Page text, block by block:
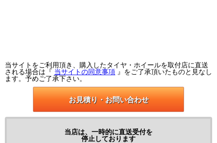
当サイトをご利用頂き、購入したタイヤ・ホイールを取付店に直送
される場合は『 当サイトの同意事項 』をご了承頂いたものと見なし
ます。予めご了承下さい。
お見積り・お問い合わせ
当店は、一時的に直送受付を
停止しております